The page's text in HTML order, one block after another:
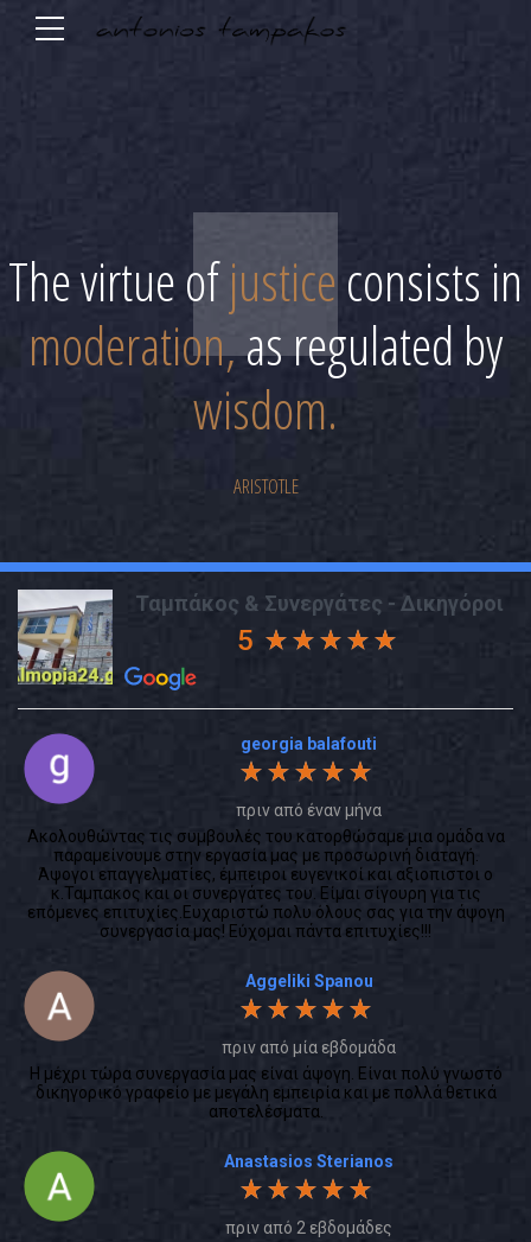
The virtue ofjusticeconsists in
moderation,as regulated by
wisdom.
ARISTOTLE
Ταμπάκος & Συνεργάτες - Δικηγόροι
5
georgia balafouti
πριν από έναν μήνα
Ακολουθώντας τις συμβουλές του κατορθώσαμε μια ομάδα να
παραμείνουμε στην εργασία μας με προσωρινή διαταγή.
Άψογοι επαγγελματίες, έμπειροι ευγενικοί και αξιοπιστοι ο
κ.Ταμπακος και οι συνεργάτες του. Είμαι σίγουρη για τις
επόμενες επιτυχίες.Ευχαριστώ πολυ όλους σας για την άψογη
συνεργασία μας! Εύχομαι πάντα επιτυχίες!!!
Aggeliki Spanou
πριν από μία εβδομάδα
Η μέχρι τώρα συνεργασία μας είναι άψογη. Είναι πολύ γνωστό
δικηγορικό γραφείο με μεγάλη εμπειρία και με πολλά θετικά
αποτελέσματα.
Anastasios Sterianos
πριν από 2 εβδομάδες